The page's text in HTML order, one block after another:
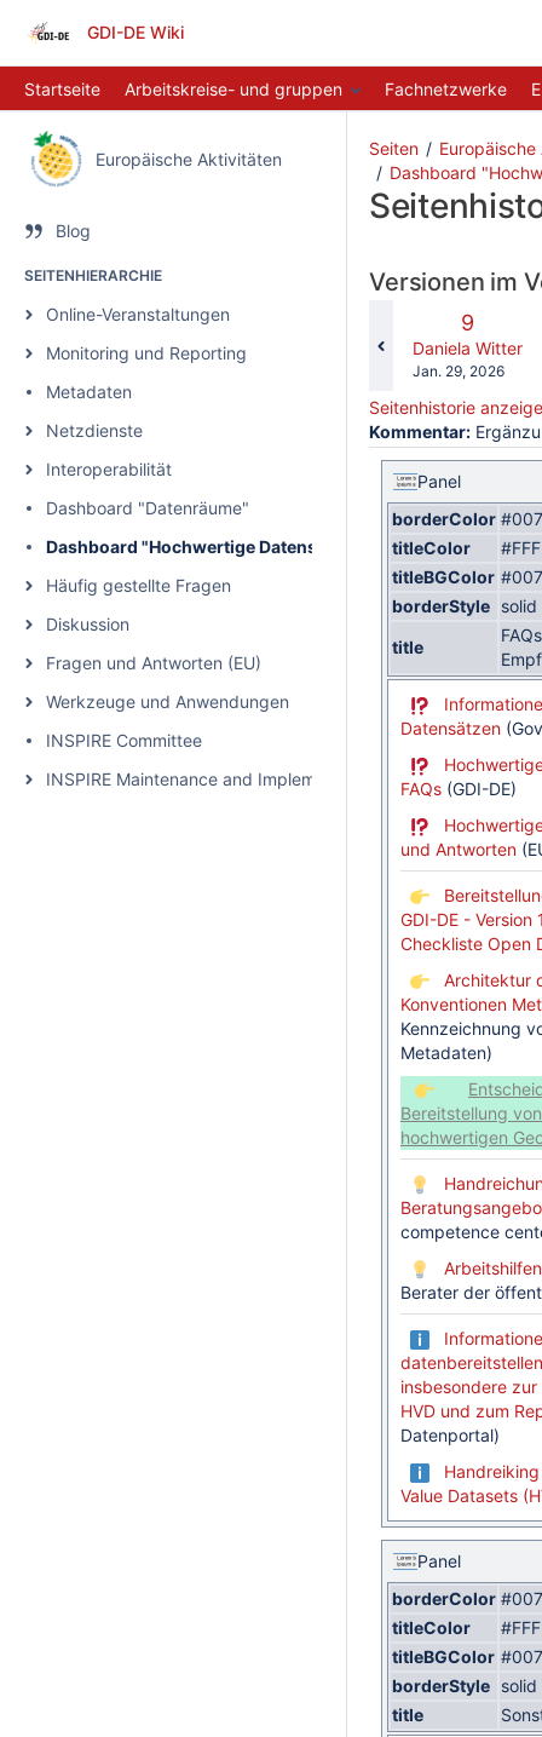
GDI-DE Wiki
Startseite Arbeitskreise- und gruppen Fachnetzwerke
Europäische Aktivitäten
Blog
SEITENHIERARCHIE
Online-Veranstaltungen
Monitoring und Reporting
Metadaten
Netzdienste
Interoperabilität
Dashboard "Datenräume"
Dashboard "Hochwertige Datensätze" (HVD)
Häufig gestellte Fragen
Diskussion
Fragen und Antworten (EU)
Werkzeuge und Anwendungen
INSPIRE Committee
INSPIRE Maintenance and Implementation
Seiten
Dashboard
Versionen im
Alte
Version
9
Daniela Witter
Gespeichert
Jan. 29, 2026
Seitenhistorie
Kommentar:
Panel
borderColor
titleColor
titleBGColor
borderStyle solid
title
Datensätzen
FAQs (GDI-DE)
und Antworten
GDI-DE - Version
Checkliste Open
Architektur
Konventionen
Kennzeichnung
Metadaten)
Bereitstellung
hochwertigen
competence
Berater der
insbesondere
HVD und zum
Datenportal)
Value Datasets
Panel
borderColor
titleColor
titleBGColor
borderStyle solid
title